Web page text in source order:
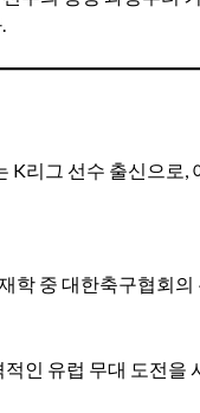
K리그 선수 출신으로,
학 중 대한축구협회의
인 유럽 무대 도전을